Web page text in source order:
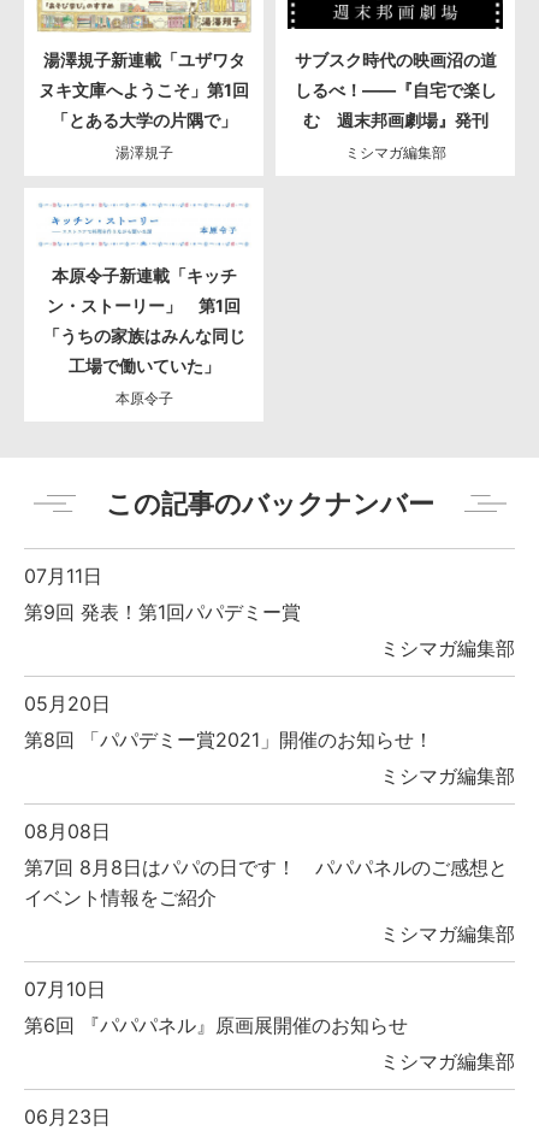
湯澤規子新連載「ユザワタ
ヌキ文庫へようこそ」第1回
「とある大学の片隅で」
湯澤規子
サブスク時代の映画沼の道
しるべ！――『自宅で楽し
む 週末邦画劇場』発刊
ミシマガ編集部
本原令子新連載「キッチ
ン・ストーリー」 第1回
「うちの家族はみんな同じ
工場で働いていた」
本原令子
この記事のバックナンバー
07月11日
第9回 発表！第1回パパデミー賞
ミシマガ編集部
05月20日
第8回 「パパデミー賞2021」開催のお知らせ！
ミシマガ編集部
08月08日
第7回 8月8日はパパの日です！ パパパネルのご感想と
イベント情報をご紹介
ミシマガ編集部
07月10日
第6回 『パパパネル』原画展開催のお知らせ
ミシマガ編集部
06月23日